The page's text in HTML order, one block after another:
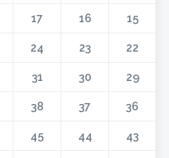
15
16
17
22
23
24
29
30
31
36
37
38
43
44
45